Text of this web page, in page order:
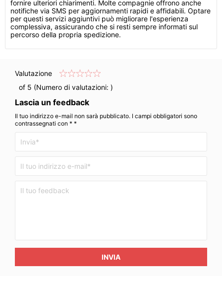
fornire ulteriori chiarimenti. Molte compagnie offrono anche
notifiche via SMS per aggiornamenti rapidi e affidabili. Optare
per questi servizi aggiuntivi può migliorare l'esperienza
complessiva, assicurando che si resti sempre informati sul
percorso della propria spedizione.
Valutazione
of 5 (Numero di valutazioni: )
Lascia un feedback
Il tuo indirizzo e-mail non sarà pubblicato. I campi obbligatori sono
contrassegnati con * *
INVIA